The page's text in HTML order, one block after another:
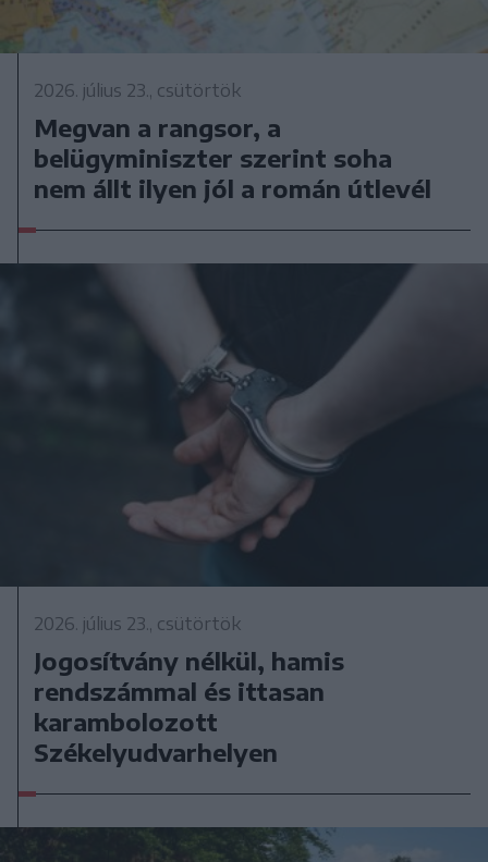
2026. július 23., csütörtök
Megvan a rangsor, a
belügyminiszter szerint soha
nem állt ilyen jól a román útlevél
2026. július 23., csütörtök
Jogosítvány nélkül, hamis
rendszámmal és ittasan
karambolozott
Székelyudvarhelyen